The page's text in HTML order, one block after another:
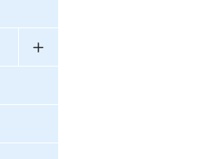
Undermeny för Luftvärdighet